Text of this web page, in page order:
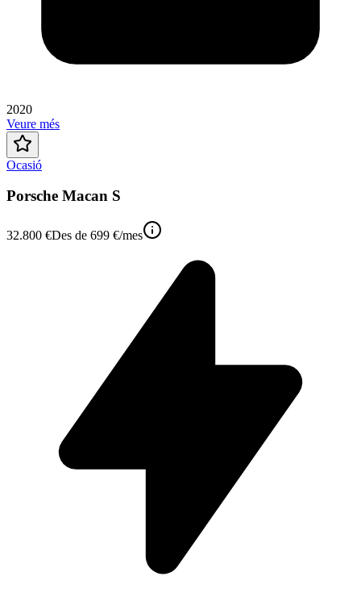
2020
Veure més
Ocasió
Porsche Macan S
32.800 €Des de 699 €/mes